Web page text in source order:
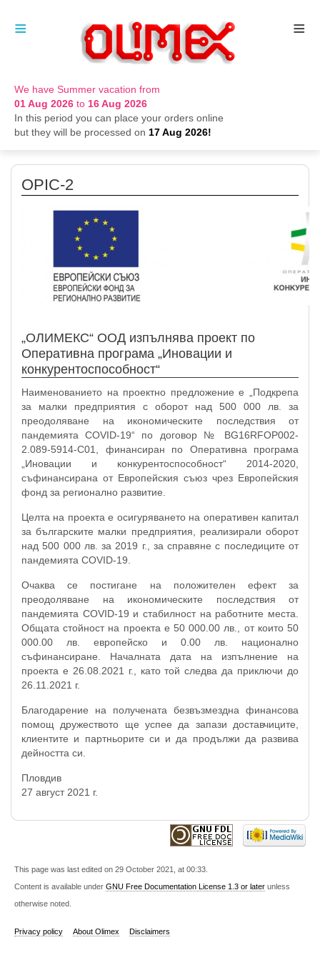
We have Summer vacation from
01 Aug 2026 to 16 Aug 2026
In this period you can place your orders online
but they will be processed on 17 Aug 2026!
≡
≡
OPIC-2
„ОЛИМЕКС“ ООД изпълнява проект по
Оперативна програма „Иновации и
конкурентоспособност“
Наименованието на проектно предложение е „Подкрепа
за малки предприятия с оборот над 500 000 лв. за
преодоляване на икономическите последствия от
пандемията COVID-19“ по договор № BG16RFOP002-
2.089-5914-C01, финансиран по Оперативна програма
„Иновации и конкурентоспособност“ 2014-2020,
съфинансирана от Европейския съюз чрез Европейския
фонд за регионално развитие.
Целта на проекта е осигуряването на оперативен капитал
за българските малки предприятия, реализирали оборот
над 500 000 лв. за 2019 г., за справяне с последиците от
пандемията COVID-19.
Очаква се постигане на положителен ефект за
преодоляване на икономическите последствия от
пандемията COVID-19 и стабилност на работните места.
Общата стойност на проекта е 50 000.00 лв., от които 50
000.00 лв. европейско и 0.00 лв. национално
съфинансиране. Началната дата на изпълнение на
проекта е 26.08.2021 г., като той следва да приключи до
26.11.2021 г.
Благодарение на получената безвъзмездна финансова
помощ дружеството ще успее да запази доставчиците,
клиентите и партньорите си и да продължи да развива
дейността си.
Пловдив
27 август 2021 г.
This page was last edited on 29 October 2021, at 00:33.
Content is available under GNU Free Documentation License 1.3 or later unless
otherwise noted.
Privacy policy About Olimex Disclaimers